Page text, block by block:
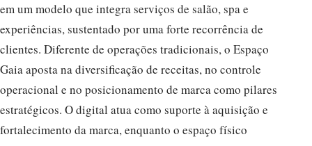
em um modelo que integra serviços de salão, spa e
experiências, sustentado por uma forte recorrência de
clientes. Diferente de operações tradicionais, o Espaço
Gaia aposta na diversificação de receitas, no controle
operacional e no posicionamento de marca como pilares
estratégicos. O digital atua como suporte à aquisição e
fortalecimento da marca, enquanto o espaço físico